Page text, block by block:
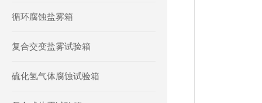
循环腐蚀盐雾箱
复合交变盐雾试验箱
硫化氢气体腐蚀试验箱